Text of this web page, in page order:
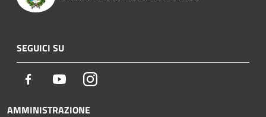
SEGUICI SU
Facebook YoutubeInstagram
AMMINISTRAZIONE